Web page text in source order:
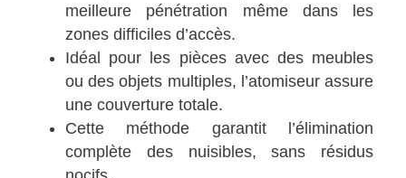
meilleure pénétration même dans les
zones difficiles d’accès.
Idéal pour les pièces avec des meubles
ou des objets multiples, l’atomiseur assure
une couverture totale.
Cette méthode garantit l’élimination
complète des nuisibles, sans résidus